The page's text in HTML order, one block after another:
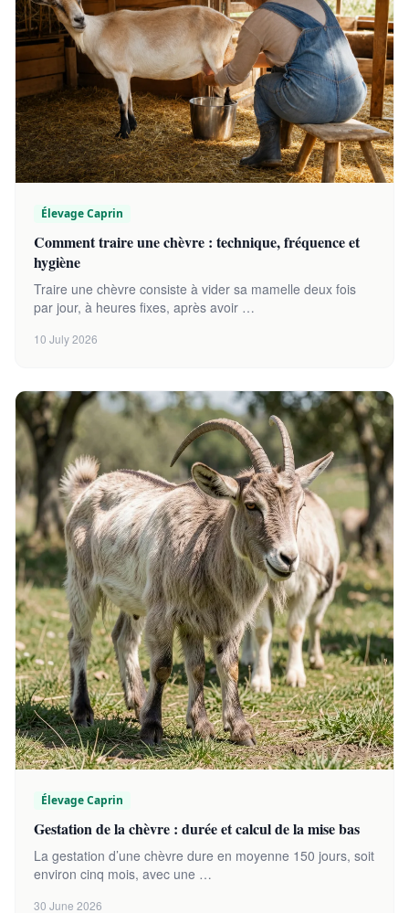
Élevage Caprin
Comment traire une chèvre : technique, fréquence et
hygiène
Traire une chèvre consiste à vider sa mamelle deux fois
par jour, à heures fixes, après avoir …
10 July 2026
Élevage Caprin
Gestation de la chèvre : durée et calcul de la mise bas
La gestation d’une chèvre dure en moyenne 150 jours, soit
environ cinq mois, avec une …
30 June 2026